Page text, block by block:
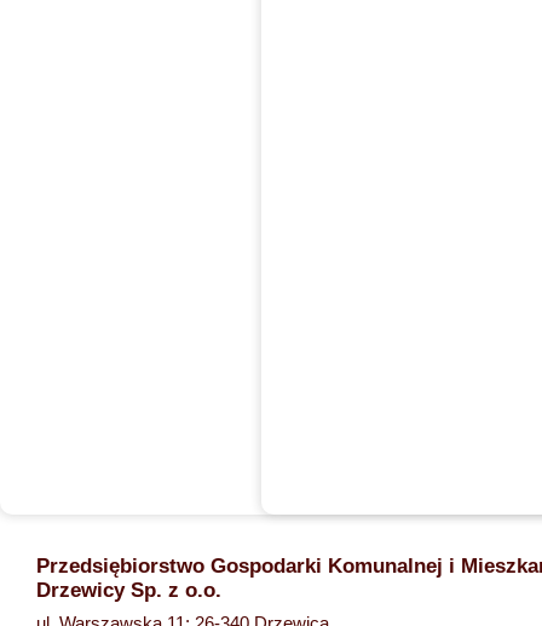
Przedsiębiorstwo Gospodarki Komunalnej i
Drzewicy Sp. z o.o.